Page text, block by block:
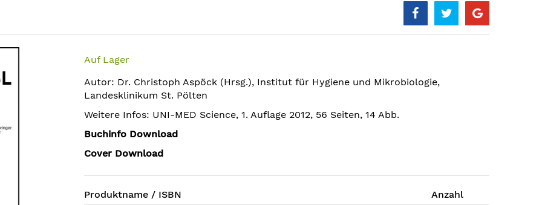
Auf Lager
Autor: Dr. Christoph Aspöck (Hrsg.), Institut für Hygiene und Mikrobiologie,
Landesklinikum St. Pölten
Weitere Infos: UNI-MED Science, 1. Auflage 2012, 56 Seiten, 14 Abb.
Buchinfo Download
Cover Download
Produktname / ISBN Anzahl